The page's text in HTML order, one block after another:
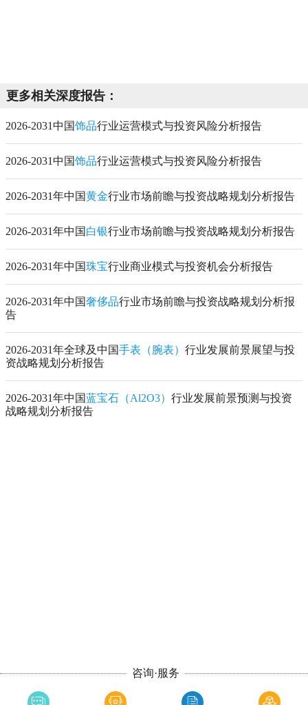
更多相关深度报告：
2026-2031中国饰品行业运营模式与投资风险分析报告
2026-2031中国饰品行业运营模式与投资风险分析报告
2026-2031年中国黄金行业市场前瞻与投资战略规划分析报告
2026-2031年中国 白银行业市场前瞻与投资战略规划分析报告
2026-2031年中国珠宝行业商业模式与投资机会分析报告
2026-2031年中国奢侈品行业市场前瞻与投资战略规划分析报
告
2026-2031年全球及中国手表（腕表） 行业发展前景展望与投
资战略规划分析报告
2026-2031年中国蓝宝石（Al2O3） 行业发展前景预测与投资
战略规划分析报告
咨询·服务